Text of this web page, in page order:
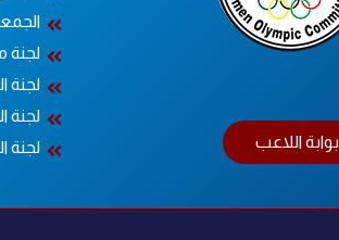
بوابة اللاعب
لجنة
لجنة
لجنة
لجنة